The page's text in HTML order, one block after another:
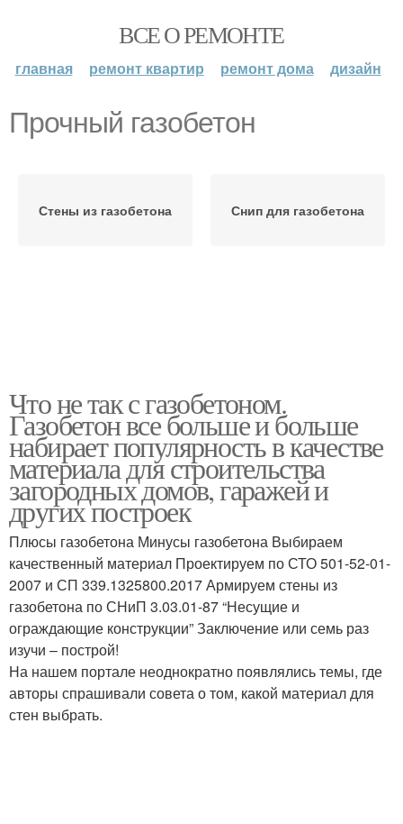
ВСЕ О РЕМОНТЕ
главная ремонт квартир ремонт дома дизайн
Прочный газобетон
Стены из газобетона Снип для газобетона
Что не так с газобетоном.
Газобетон все больше и больше
набирает популярность в качестве
материала для строительства
загородных домов, гаражей и
других построек
Плюсы газобетона Минусы газобетона Выбираем
качественный материал Проектируем по СТО 501-52-01-
2007 и СП 339.1325800.2017 Армируем стены из
газобетона по СНиП 3.03.01-87 “Несущие и
ограждающие конструкции” Заключение или семь раз
изучи – построй!
На нашем портале неоднократно появлялись темы, где
авторы спрашивали совета о том, какой материал для
стен выбрать.